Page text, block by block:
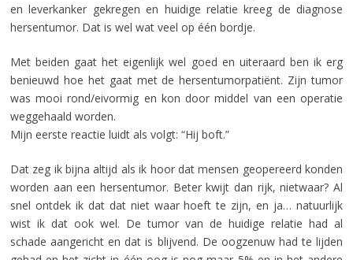
en leverkanker gekregen en huidige relatie kreeg de diagnose
hersentumor. Dat is wel wat veel op één bordje.
Met beiden gaat het eigenlijk wel goed en uiteraard ben ik erg
benieuwd hoe het gaat met de hersentumorpatiënt. Zijn tumor
was mooi rond/eivormig en kon door middel van een operatie
weggehaald worden.
Mijn eerste reactie luidt als volgt: “Hij boft.”
Dat zeg ik bijna altijd als ik hoor dat mensen geopereerd konden
worden aan een hersentumor. Beter kwijt dan rijk, nietwaar? Al
snel ontdek ik dat dat niet waar hoeft te zijn, en ja… natuurlijk
wist ik dat ook wel. De tumor van de huidige relatie had al
schade aangericht en dat is blijvend. De oogzenuw had te lijden